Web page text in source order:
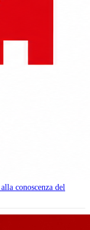
conoscenza del